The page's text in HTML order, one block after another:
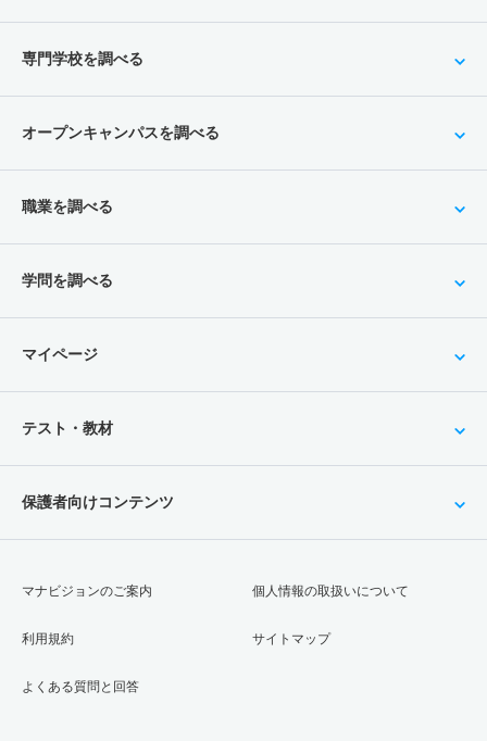
専門学校を調べる
オープンキャンパスを調べる
職業を調べる
学問を調べる
マイページ
テスト・教材
保護者向けコンテンツ
マナビジョンのご案内
利用規約
よくある質問と回答
個人情報の取扱いについて
サイトマップ